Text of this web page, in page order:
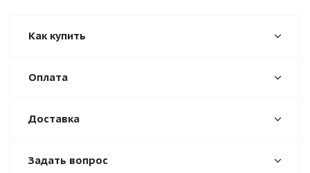
Как купить
Оплата
Доставка
Задать вопрос